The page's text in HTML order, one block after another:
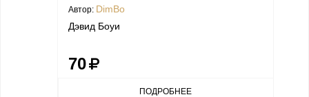
Автор: DimBo
Дэвид Боуи
70
ПОДРОБНЕЕ